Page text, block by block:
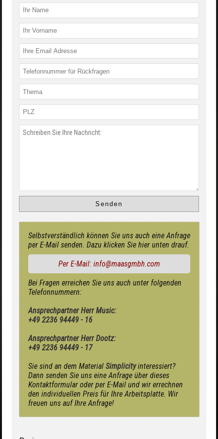
Selbstverständlich können Sie uns auch eine Anfrage
per E-Mail senden. Dazu klicken Sie hier unten drauf.
Per E-Mail: info@maasgmbh.com
Bei Fragen erreichen Sie uns auch unter folgenden
Telefonnummern:
Ansprechpartner Herr Music:
+49 2236 94449 - 16
Ansprechpartner Herr Dootz:
+49 2236 94449 - 17
Sie sind an dem Material Simplicityinteressiert?
Dann senden Sie uns eine Anfrage über dieses
Kontaktformular oder per E-Mail und wir errechnen
den individuellen Preis für Ihre Arbeitsplatte. Wir
freuen uns auf Ihre Anfrage!